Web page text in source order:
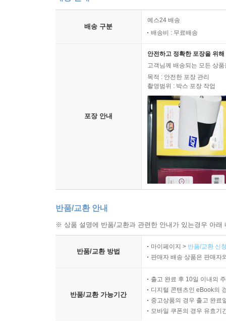
배송 구분
예스24 배송
배송비 : 무료배송
포장 안내
안전하고 정확한 포장을 위
고객님께 배송되는 모든 상
목적 : 안전한 포장 관리
촬영범위 : 박스 포장 작업
반품/교환 안내
※ 상품 설명에 반품/교환과 관련한 안내가 있는경우 아
반품/교환 방법
마이페이지 > 반품/교환 신
판매자 배송 상품은 판매자
반품/교환 가능기간
출고 완료 후 10일 이내의
디지털 콘텐츠인 eBook의
중고상품의 경우 출고 완료
모바일 쿠폰의 경우 유효기